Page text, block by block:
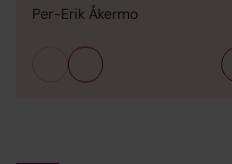
Per-Erik Åkermo